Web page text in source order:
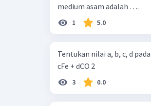
medium asam adalah ….
1 5.0
Tentukan nilai a, b, c, d pada reaksi
cFe + dCO 2 ​
3 0.0